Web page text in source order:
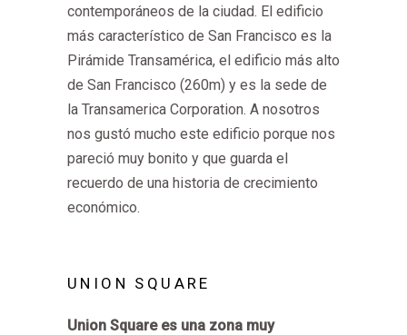
contemporáneos de la ciudad. El edificio
más característico de San Francisco es la
Pirámide Transamérica, el edificio más alto
de San Francisco (260m) y es la sede de
la Transamerica Corporation. A nosotros
nos gustó mucho este edificio porque nos
pareció muy bonito y que guarda el
recuerdo de una historia de crecimiento
económico.
UNION SQUARE
Union Square es una zona muy